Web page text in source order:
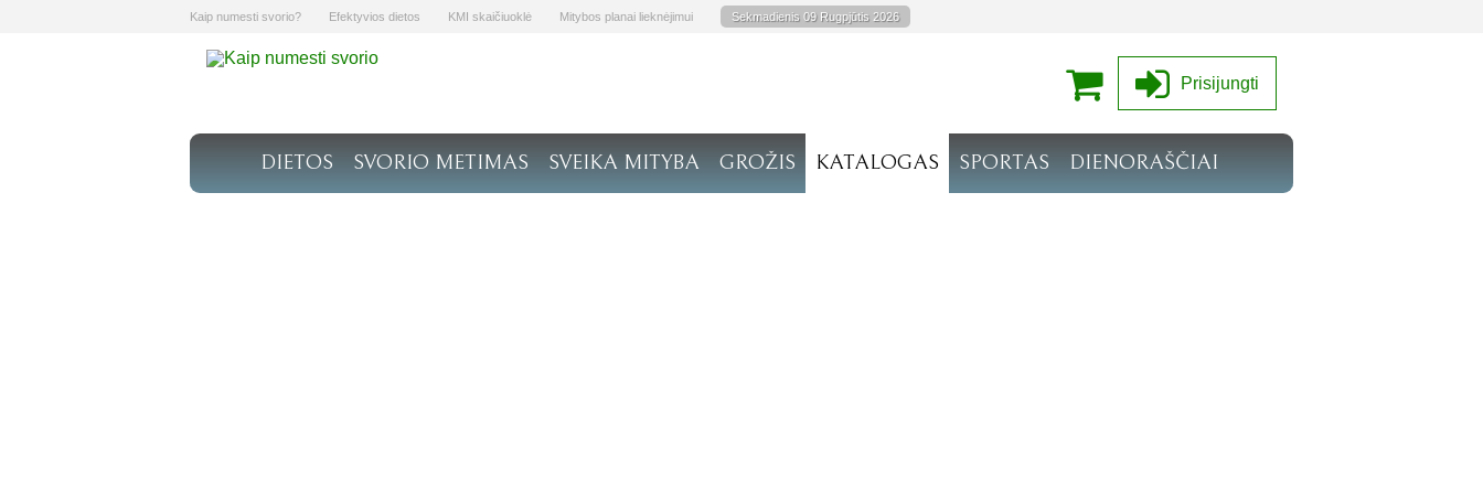
Kaip numesti svorio? Efektyvios dietos KMI skaičiuoklė Mitybos planai lieknėjimui Sekmadienis 09 Rugpjūtis 2026
Prisijungti
DIETOS SVORIO METIMAS SVEIKA MITYBA GROŽIS KATALOGAS SPORTAS DIENORAŠČIAI